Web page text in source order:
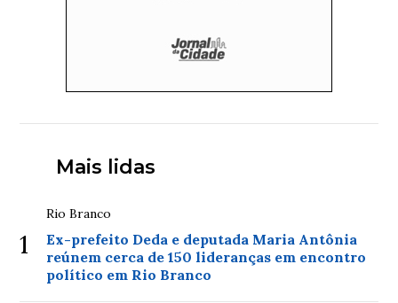
Mais lidas
1
Rio Branco
Ex-prefeito Deda e deputada Maria Antônia
reúnem cerca de 150 lideranças em encontro
político em Rio Branco